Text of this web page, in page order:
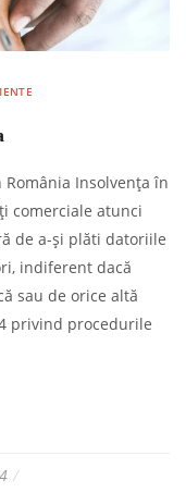
Insolvența în
comerciale atunci
de a-și plăti datoriile
indiferent dacă
sau de orice altă
privind procedurile